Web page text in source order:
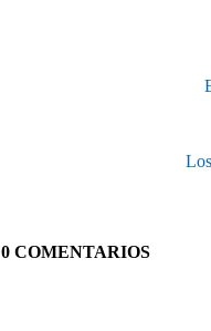
0 COMENTARIOS